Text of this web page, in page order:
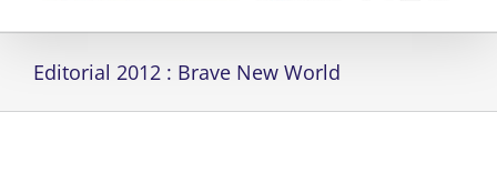
Editorial 2012 : Brave New World